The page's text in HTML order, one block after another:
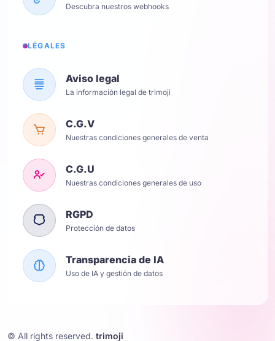
Descubra nuestros webhooks
LÉGALES
Aviso legal
La información legal de trimoji
C.G.V
Nuestras condiciones generales de venta
C.G.U
Nuestras condiciones generales de uso
RGPD
Protección de datos
Transparencia de IA
Uso de IA y gestión de datos
© All rights reserved. trimoji